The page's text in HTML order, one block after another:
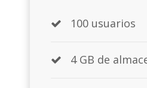
100 usuarios
4 GB de